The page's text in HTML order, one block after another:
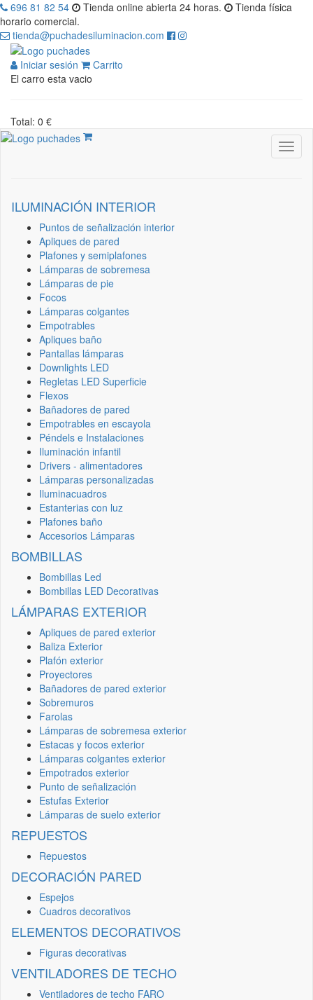
696 81 82 54 Tienda online abierta 24 horas.
Tienda física
horario comercial.
tienda@puchadesiluminacion.com
Iniciar sesión
Carrito
El carro esta vacio
Total: 0 €
ILUMINACIÓN INTERIOR
Puntos de señalización interior
Apliques de pared
Plafones y semiplafones
Lámparas de sobremesa
Lámparas de pie
Focos
Lámparas colgantes
Empotrables
Apliques baño
Pantallas lámparas
Downlights LED
Regletas LED Superficie
Flexos
Bañadores de pared
Empotrables en escayola
Péndels e Instalaciones
Iluminación infantil
Drivers - alimentadores
Lámparas personalizadas
Iluminacuadros
Estanterias con luz
Plafones baño
Accesorios Lámparas
BOMBILLAS
Bombillas Led
Bombillas LED Decorativas
LÁMPARAS EXTERIOR
Apliques de pared exterior
Baliza Exterior
Plafón exterior
Proyectores
Bañadores de pared exterior
Sobremuros
Farolas
Lámparas de sobremesa exterior
Estacas y focos exterior
Lámparas colgantes exterior
Empotrados exterior
Punto de señalización
Estufas Exterior
Lámparas de suelo exterior
REPUESTOS
Repuestos
DECORACIÓN PARED
Espejos
Cuadros decorativos
ELEMENTOS DECORATIVOS
Figuras decorativas
VENTILADORES DE TECHO
Ventiladores de techo FARO